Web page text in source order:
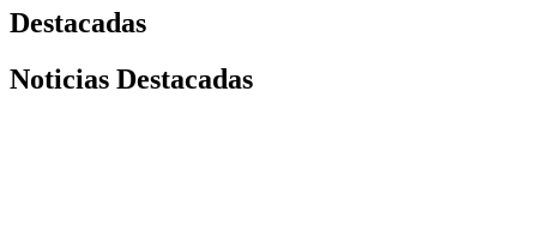
Destacadas
Noticias Destacadas